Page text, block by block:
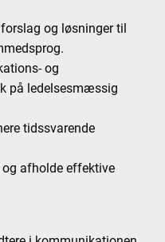
og løsninger til
og
på ledelsesmæssig
tidssvarende
og afholde effektive